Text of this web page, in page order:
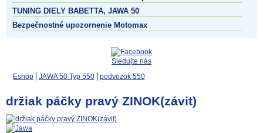
TUNING DIELY BABETTA, JAWA 50
Bezpečnostné upozornenie Motomax
Sledujte nás
Eshop
JAWA 50 Typ 550 podvozok 550
držiak páčky pravý ZINOK(závit)